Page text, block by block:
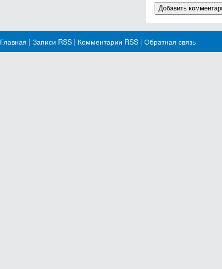
Главная | Записи RSS | Комментарии RSS | Обратная связь